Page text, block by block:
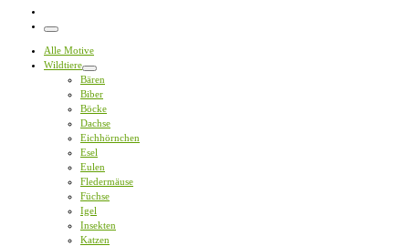
Menü
Alle Motive
Wildtiere
Bären
Biber
Böcke
Dachse
Eichhörnchen
Esel
Eulen
Fledermäuse
Füchse
Igel
Insekten
Katzen